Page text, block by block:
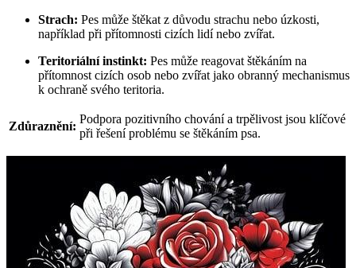
Strach: Pes může štěkat z důvodu strachu nebo úzkosti,
například při přítomnosti cizích lidí nebo zvířat.
Teritoriální instinkt: Pes může reagovat štěkáním na
přítomnost cizích osob nebo zvířat jako obranný mechanismus
k ochraně svého teritoria.
Zdůraznění:
Podpora pozitivního chování a trpělivost jsou klíčové
při řešení problému se štěkáním psa.